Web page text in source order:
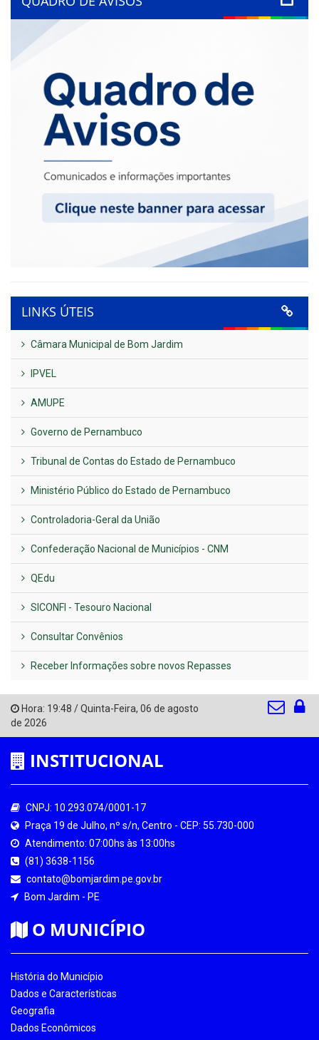
LINKS ÚTEIS
Câmara Municipal de Bom Jardim
IPVEL
AMUPE
Governo de Pernambuco
Tribunal de Contas do Estado de Pernambuco
Ministério Público do Estado de Pernambuco
Controladoria-Geral da União
Confederação Nacional de Municípios - CNM
QEdu
SICONFI - Tesouro Nacional
Consultar Convênios
Receber Informações sobre novos Repasses
Hora: 19:48 /Quinta-Feira, 06 de agosto
de 2026
INSTITUCIONAL
CNPJ: 10.293.074/0001-17
Praça 19 de Julho, nº s/n, Centro - CEP: 55.730-000
Atendimento: 07:00hs às 13:00hs
(81) 3638-1156
contato@bomjardim.pe.gov.br
Bom Jardim - PE
O MUNICÍPIO
História do Município
Dados e Características
Geografia
Dados Econômicos